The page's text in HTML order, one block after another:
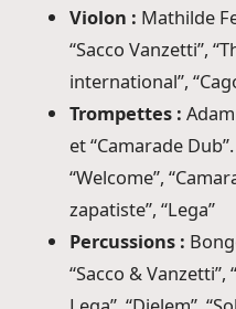
Violon : Mathilde
“Sacco Vanzetti”,
international”,
Trompettes :
et “Camarade
“Welcome”,
zapatiste”, “Lega”
Percussions :
“Sacco & Vanzetti”,